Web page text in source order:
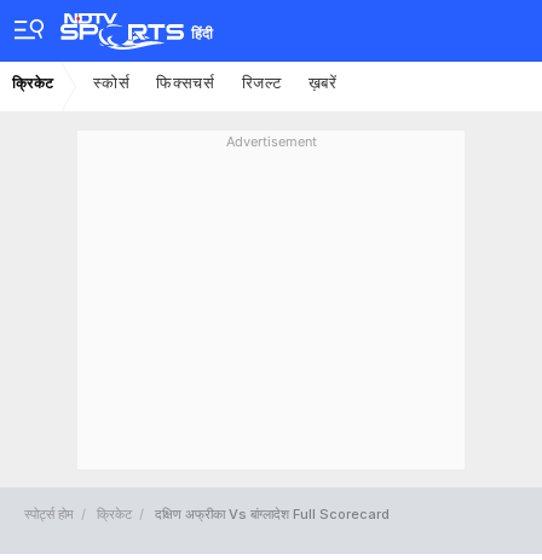
हिंदी
क्रिकेट स्कोर्स फिक्सचर्स रिजल्ट ख़बरें
Advertisement
स्पोर्ट्स होम क्रिकेट दक्षिण अफ्रीका Vs बांग्लादेश Full Scorecard